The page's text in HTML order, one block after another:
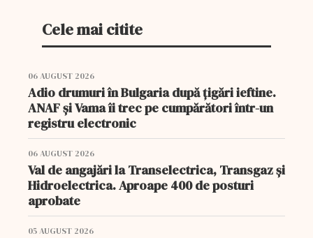
Cele mai citite
06 AUGUST 2026
Adio drumuri în Bulgaria după țigări ieftine.
ANAF și Vama îi trec pe cumpărători într-un
registru electronic
06 AUGUST 2026
Val de angajări la Transelectrica, Transgaz și
Hidroelectrica. Aproape 400 de posturi
aprobate
05 AUGUST 2026